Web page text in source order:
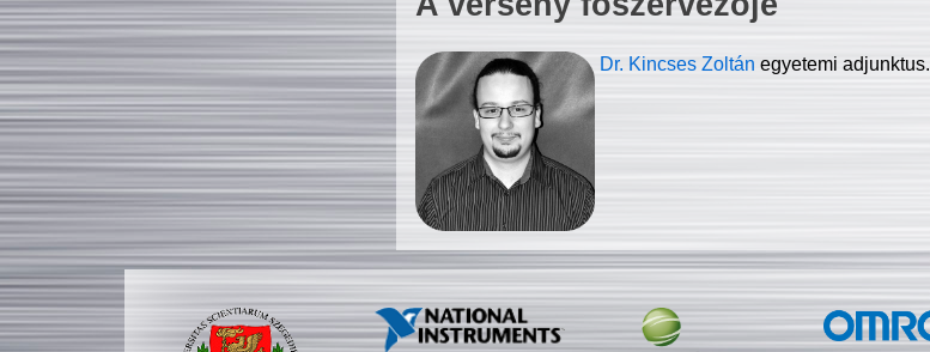
Dr. Kincses Zoltán egyetemi adjunktus.